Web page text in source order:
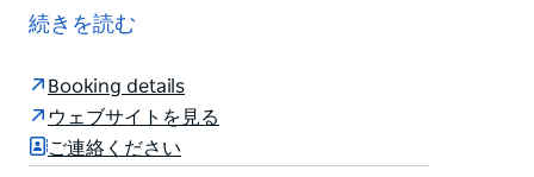
国際線空港からわずか数分の場所に位置する、快適な滞
在をお約束するホテルです。受賞歴のあるデザインと建
ミナルへの移動には、有料のシャトルサービスをご利用
いただけます。ちょっとした一泊のご滞在でも、フライ
トの合間の短い休憩でも、スマートで快適な客室とフレ
続きを読む
Booking details
ウェブサイトを見る
ご連絡ください